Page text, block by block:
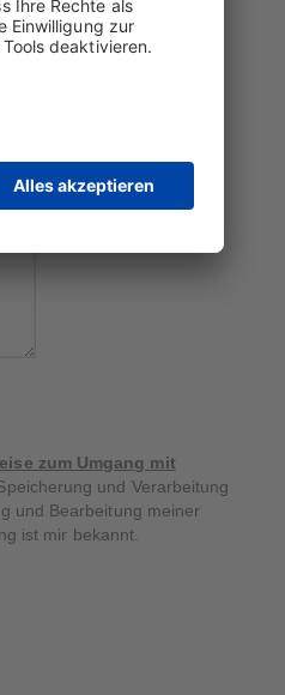
zum Umgang mit
und Verarbeitung
und Bearbeitung meiner
ist mir bekannt.